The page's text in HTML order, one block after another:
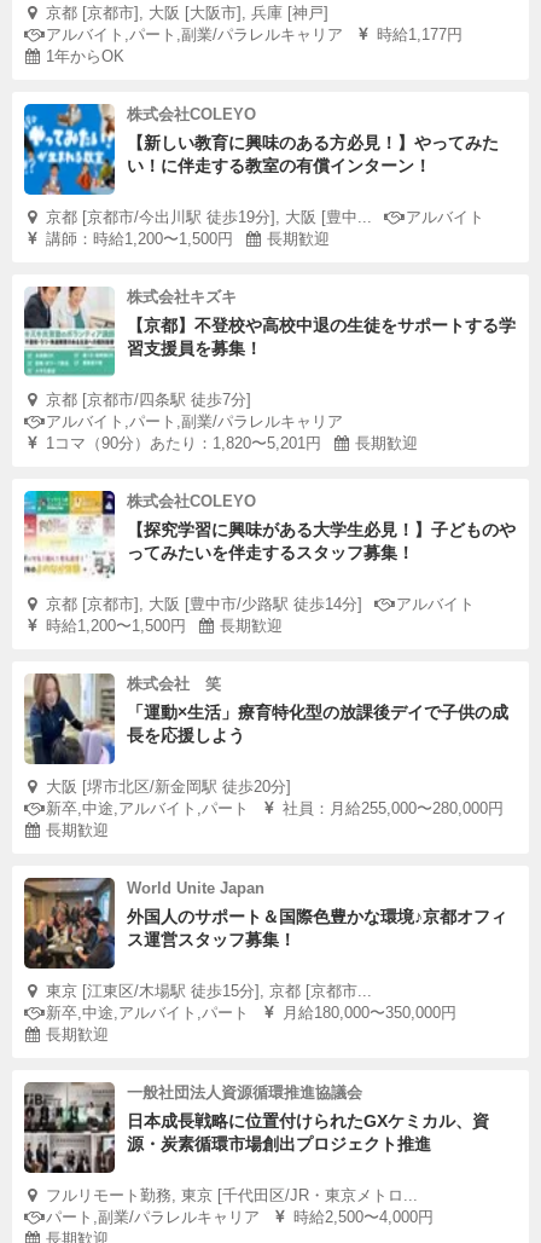
京都 [京都市], 大阪 [大阪市], 兵庫 [神戸]
アルバイト,パート,副業/パラレルキャリア
時給1,177円
1年からOK
株式会社COLEYO
【新しい教育に興味のある方必見！】やってみた
い！に伴走する教室の有償インターン！
京都 [京都市/今出川駅 徒歩19分], 大阪 [豊中...
アルバイト
講師：時給1,200〜1,500円
長期歓迎
株式会社キズキ
【京都】不登校や高校中退の生徒をサポートする学
習支援員を募集！
京都 [京都市/四条駅 徒歩7分]
アルバイト,パート,副業/パラレルキャリア
1コマ（90分）あたり：1,820〜5,201円
長期歓迎
株式会社COLEYO
【探究学習に興味がある大学生必見！】子どものや
ってみたいを伴走するスタッフ募集！
京都 [京都市], 大阪 [豊中市/少路駅 徒歩14分]
アルバイト
時給1,200〜1,500円
長期歓迎
株式会社 笑
「運動×生活」療育特化型の放課後デイで子供の成
長を応援しよう
大阪 [堺市北区/新金岡駅 徒歩20分]
新卒,中途,アルバイト,パート
社員：月給255,000〜280,000円
長期歓迎
World Unite Japan
外国人のサポート＆国際色豊かな環境♪京都オフィ
ス運営スタッフ募集！
東京 [江東区/木場駅 徒歩15分], 京都 [京都市...
新卒,中途,アルバイト,パート
月給180,000〜350,000円
長期歓迎
一般社団法人資源循環推進協議会
日本成長戦略に位置付けられたGXケミカル、資
源・炭素循環市場創出プロジェクト推進
フルリモート勤務, 東京 [千代田区/JR・東京メトロ...
パート,副業/パラレルキャリア
時給2,500〜4,000円
長期歓迎